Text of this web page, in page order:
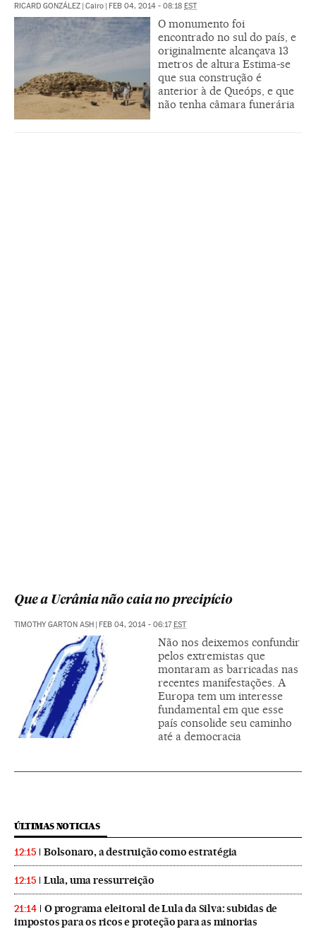
RICARD GONZÁLEZ | Cairo | FEB 04, 2014 - 08:18 EST
O monumento foi
encontrado no sul do país, e
originalmente alcançava 13
metros de altura Estima-se
que sua construção é
anterior à de Queóps, e que
não tenha câmara funerária
Que a Ucrânia não caia no precipício
TIMOTHY GARTON ASH | FEB 04, 2014 - 06:17EST
Não nos deixemos confundir
pelos extremistas que
montaram as barricadas nas
recentes manifestações. A
Europa tem um interesse
fundamental em que esse
país consolide seu caminho
até a democracia
ÚLTIMAS NOTICIAS
12:15 Bolsonaro, a destruição como estratégia
12:15 Lula, uma ressurreição
21:14
O programa eleitoral de Lula da Silva: subidas de
impostos para os ricos e proteção para as minorias